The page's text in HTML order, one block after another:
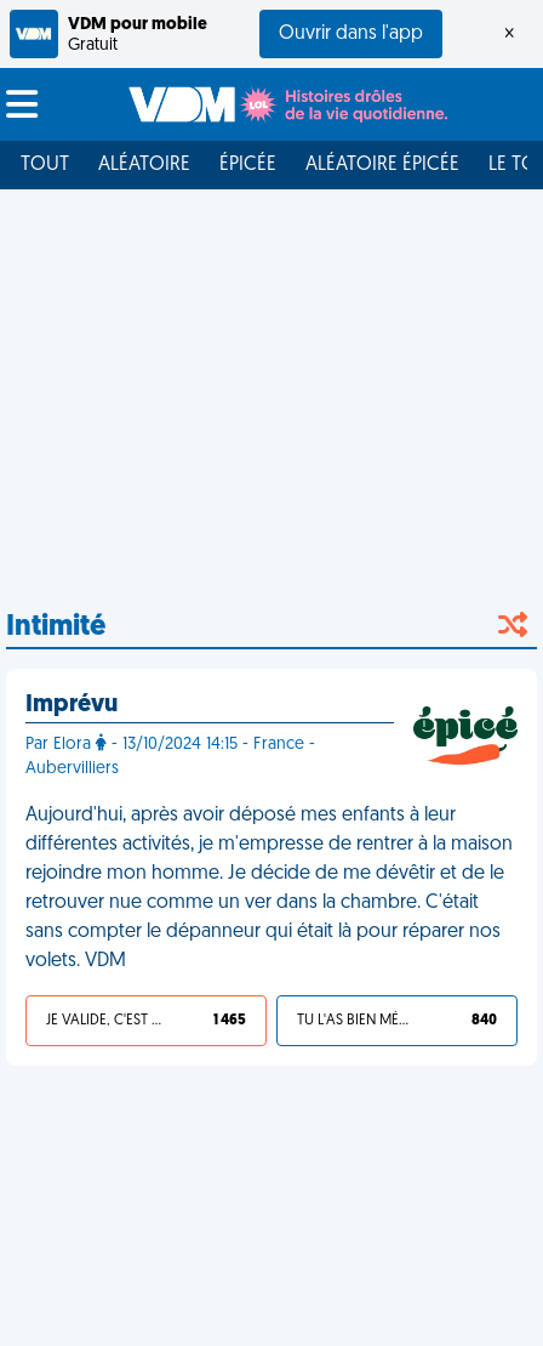
VDM pour mobile
Gratuit
Ouvrir dans l'app ×
TOUT ALÉATOIRE ÉPICÉE ALÉATOIRE ÉPICÉE LE
Intimité
Imprévu
Par Elora
- 13/10/2024 14:15 - France -
Aubervilliers
Aujourd'hui, après avoir déposé mes enfants à leur
différentes activités, je m'empresse de rentrer à la maison
rejoindre mon homme. Je décide de me dévêtir et de le
retrouver nue comme un ver dans la chambre. C'était
sans compter le dépanneur qui était là pour réparer nos
volets. VDM
JE VALIDE, C'EST UNE VDM 1 465 TU L'AS BIEN MÉRITÉ 840